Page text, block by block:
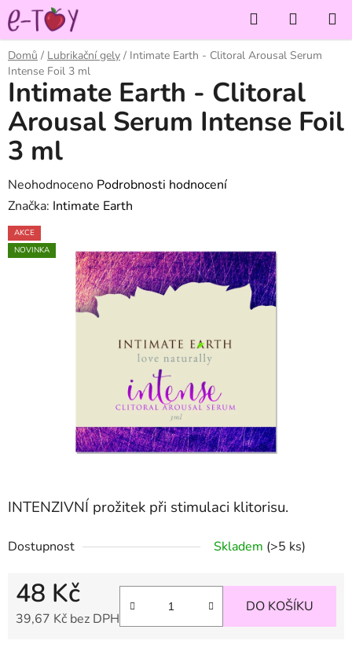
Přejít
na
obsah
Hledat
KOŠÍK
Domů / Lubrikační gely / Intimate Earth - Clitoral Arousal Serum
Intense Foil 3 ml
INTENZIVNÍ prožitek při stimulaci klitorisu.
Dostupnost Skladem (>5 ks)
48 Kč
39,67 Kč bez DPH
DO KOŠÍKU
Intimate Earth - Clitoral
Arousal Serum Intense Foil
3 ml
Průměrné
hodnocení
produktu
je
Neohodnoceno Podrobnosti hodnocení
Značka: Intimate Earth
AKCE
NOVINKA